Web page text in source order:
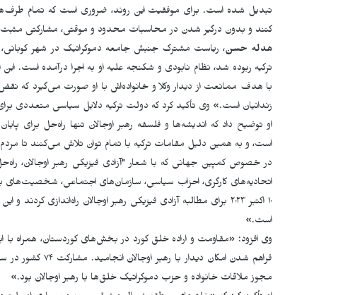
تبدیل شده است. برای موفقیت این روند، ضروری است که تمام
کنند و بدون درگیر شدن در محاسبات محدود و موقتی، مشارکتی مثبت
هدله حسن، ریاست مشترک جنبش جامعه دموکراتیک در شهر کوبانی،
ترکیه ربوده شد، نظام نابودی و شکنجه علیه او به اجرا درآمده است.
با هدف ممانعت از دیدار وکلا و خانواده‌اش با او صورت می‌گیرد که
زندانیان است.» وی تأکید کرد که دولت ترکیه دلایل سیاسی متعددی برای
او توضیح داد که اندیشه‌ها و فلسفه رهبر اوجالان تنها راه‌حل برای
است، و به همین دلیل مقامات ترکیه با تمام توان تلاش می‌کنند تا مردم
در خصوص کمپین جهانی که با شعار "آزادی فیزیکی رهبر اوجالان،
۱۰ اکتبر ۲۰۲۳ برای مطالبه آزادی فیزیکی رهبر اوجالان
است.»
وی افزود: «مقاومت و اراده خلق کورد در بخش‌های کوردستان، همراه با
فراهم شدن امکان
مجوز ملاقات خانواده و حزب دموکراتیک خلق‌ها با رهبر اوجالان بود.»